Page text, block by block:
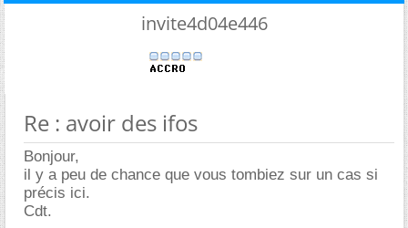
invite4d04e446
Re : avoir des ifos
Bonjour,
il y a peu de chance que vous tombiez sur un cas si
précis ici.
Cdt.